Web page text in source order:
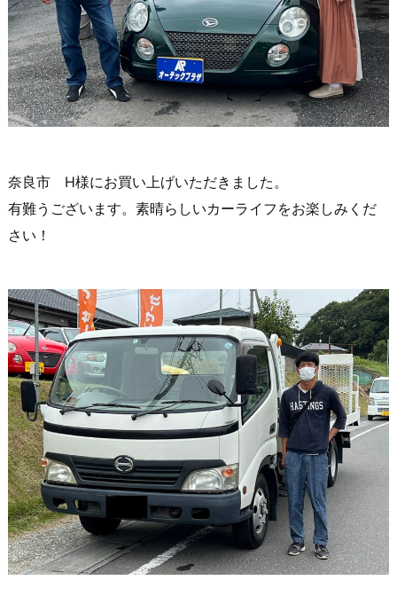
奈良市 H様にお買い上げいただきました。
有難うございます。素晴らしいカーライフをお楽しみくだ
さい！